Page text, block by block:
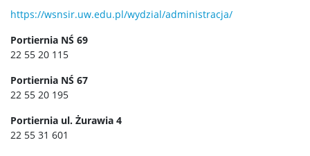
Badania
Projekty w realizacji
Projekty zrealizowane
Wydziałowa Komisja Etyczna
https://wsnsir.uw.edu.pl/wydzial/administracja/
Portiernia NŚ 69
22 55 20 115
Portiernia NŚ 67
22 55 20 195
Portiernia ul. Żurawia 4
22 55 31 601